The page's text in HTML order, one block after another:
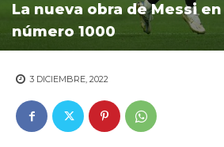
La nueva obra de Messi
número 1000
3 DICIEMBRE, 2022